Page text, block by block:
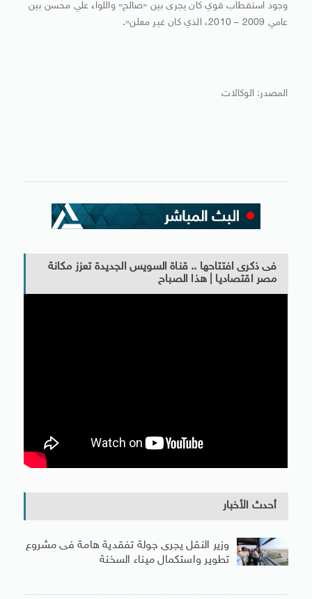
وجود استقطاب قوي كان يجرى بين «صالح» واللواء علي محسن بين
عامي 2009 – 2010، الذي كان غير معلن».
المصدر: الوكالات
فى ذكرى افتتاحها .. قناة السويس الجديدة تعزز مكانة
مصر اقتصاديا | هذا الصباح
أحدث الأخبار
وزير النقل يجرى جولة تفقدية هامة فى مشروع
تطوير واستكمال ميناء السخنة